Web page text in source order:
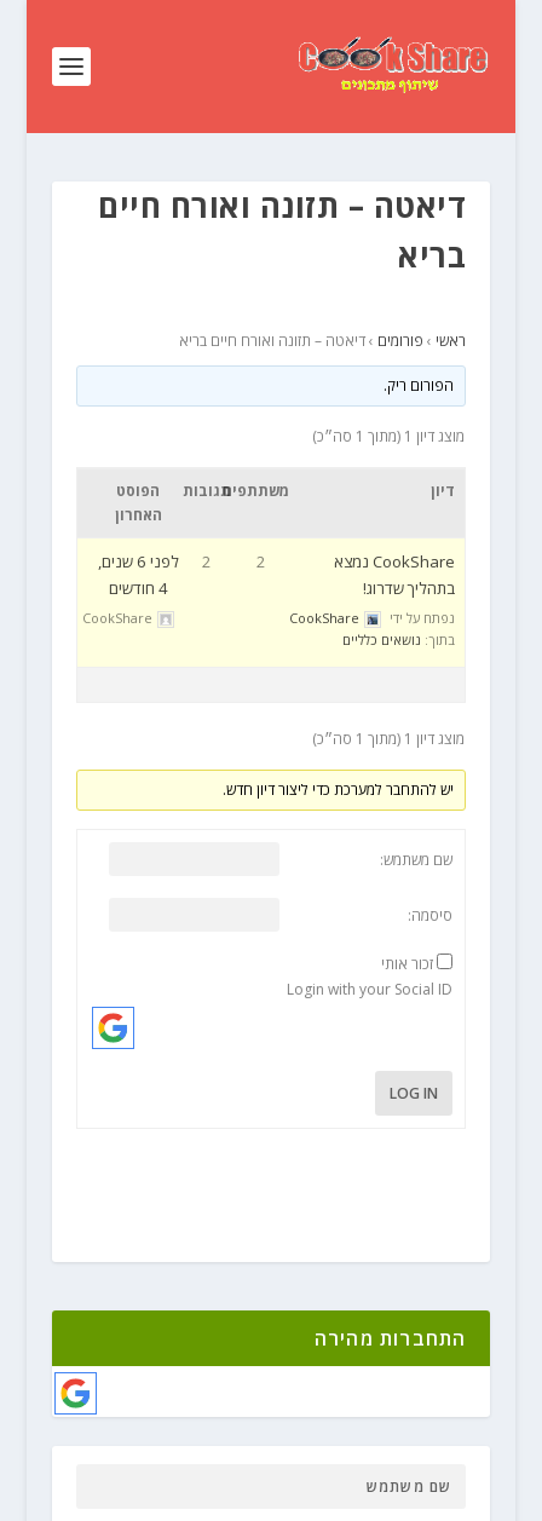
דיאטה – תזונה ואורח חיים
בריא
ראשי › פורומים › דיאטה – תזונה ואורח חיים בריא
הפורום ריק.
מוצג דיון 1 (מתוך 1 סה״כ)
דיון משתתפיםתגובות
הפוסט
האחרון
CookShare נמצא
בתהליך שדרוג!
נפתח על ידי
CookShare
בתוך: נושאים כלליים
2
2
לפני 6 שנים,
4 חודשים
CookShare
מוצג דיון 1 (מתוך 1 סה״כ)
יש להתחבר למערכת כדי ליצור דיון חדש.
שם משתמש:
סיסמה:
זכור אותי
Login with your Social ID
LOG IN
התחברות מהירה